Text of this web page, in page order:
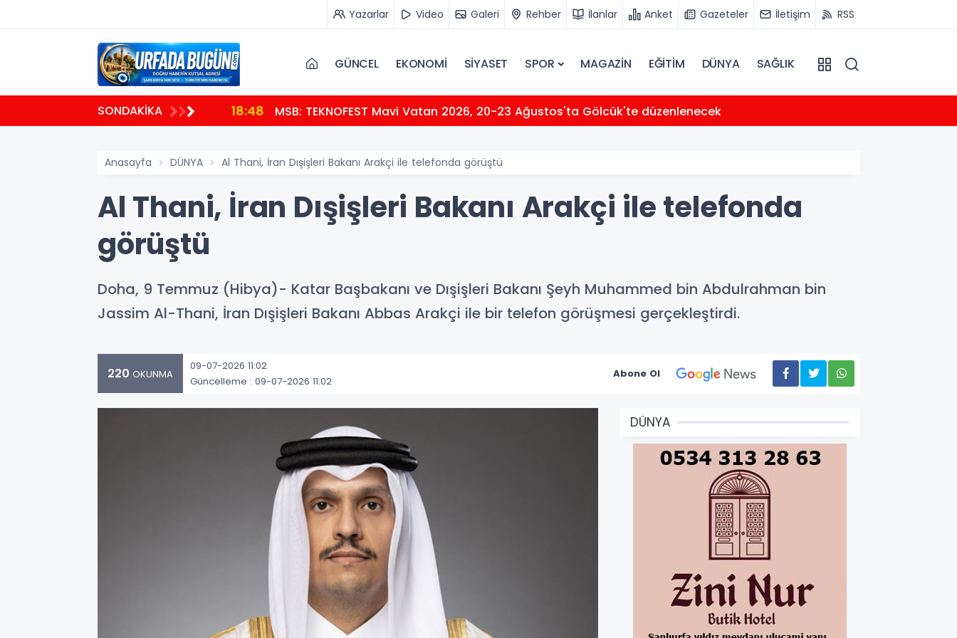
Yazarlar Video Galeri Rehber İlanlar Anket Gazeteler İletişim RSS
GÜNCEL EKONOMİ SİYASET SPOR MAGAZİN EĞİTİM DÜNYA SAĞLIK
SONDAKİKA 18:48 MSB: TEKNOFEST Mavi Vatan 2026, 20-23 Ağustos'ta Gölcük'te düzenlenecek
Anasayfa DÜNYA Al Thani, İran Dışişleri Bakanı Arakçi ile telefonda görüştü
Al Thani, İran Dışişleri Bakanı Arakçi ile telefonda
görüştü
Doha, 9 Temmuz (Hibya)- Katar Başbakanı ve Dışişleri Bakanı Şeyh Muhammed bin Abdulrahman bin
Jassim Al-Thani, İran Dışişleri Bakanı Abbas Arakçi ile bir telefon görüşmesi gerçekleştirdi.
220 OKUNMA
09-07-2026 11:02
Güncelleme : 09-07-2026 11:02
Abone Ol
DÜNYA